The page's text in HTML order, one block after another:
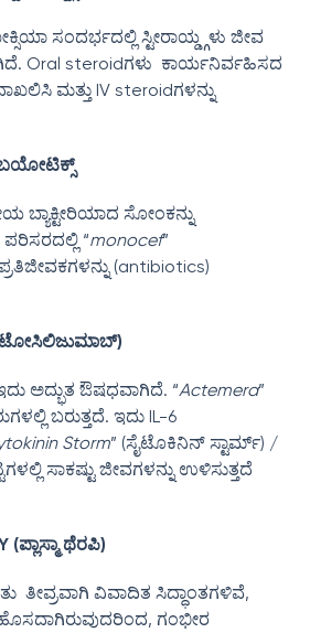
ಸಂದರ್ಭದಲ್ಲಿ ಸ್ಟೀರಾಯ್ಡ್ಗಳು ಜೀವ
Oral steroidಗಳು ಕಾರ್ಯನಿರ್ವಹಿಸದ
ಮತ್ತು IV steroidಗಳನ್ನು
ಬ್ಯಾಕ್ಟೀರಿಯಾದ ಸೋಂಕನ್ನು
“monocef”
(antibiotics)
ಅದ್ಭುತ ಔಷಧವಾಗಿದೆ. “Actemera”
ಬರುತ್ತದೆ. ಇದು IL-6
Storm” (ಸೈಟೊಕಿನಿನ್ ಸ್ಟಾರ್ಮ್) /
ಸಾಕಷ್ಟು ಜೀವಗಳನ್ನು ಉಳಿಸುತ್ತದೆ
(ಪ್ಲಾಸ್ಮಾ ಥೆರಪಿ)
ತೀವ್ರವಾಗಿ ವಿವಾದಿತ ಸಿದ್ಧಾಂತಗಳಿವೆ,
ಗಂಭೀರ